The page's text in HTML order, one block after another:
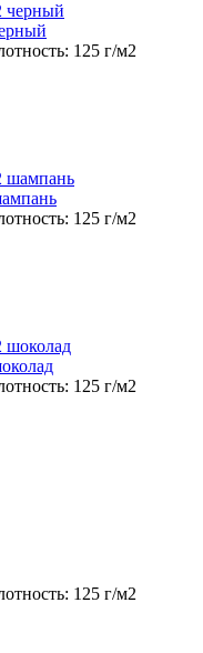
125 г/м2
125 г/м2
125 г/м2
125 г/м2